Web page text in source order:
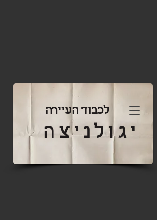
לכבוד העיירה
יגולניצה